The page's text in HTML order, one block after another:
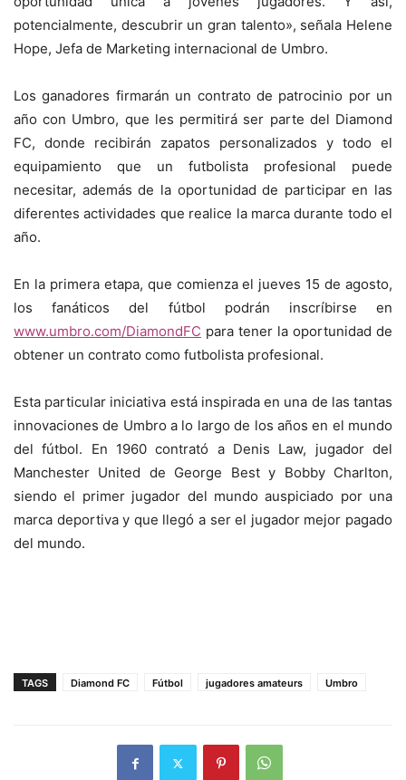
potencialmente, descubrir un gran talento», señala Helene
Hope, Jefa de Marketing internacional de Umbro.
Los ganadores firmarán un contrato de patrocinio por un
año con Umbro, que les permitirá ser parte del Diamond
FC, donde recibirán zapatos personalizados y todo el
equipamiento que un futbolista profesional puede
necesitar, además de la oportunidad de participar en las
diferentes actividades que realice la marca durante todo el
año.
En la primera etapa, que comienza el jueves 15 de agosto,
los fanáticos del fútbol podrán inscríbirse en
www.umbro.com/DiamondFC para tener la oportunidad de
obtener un contrato como futbolista profesional.
Esta particular iniciativa está inspirada en una de las tantas
innovaciones de Umbro a lo largo de los años en el mundo
del fútbol. En 1960 contrató a Denis Law, jugador del
Manchester United de George Best y Bobby Charlton,
siendo el primer jugador del mundo auspiciado por una
marca deportiva y que llegó a ser el jugador mejor pagado
del mundo.
TAGS Diamond FC Fútbol jugadores amateurs Umbro